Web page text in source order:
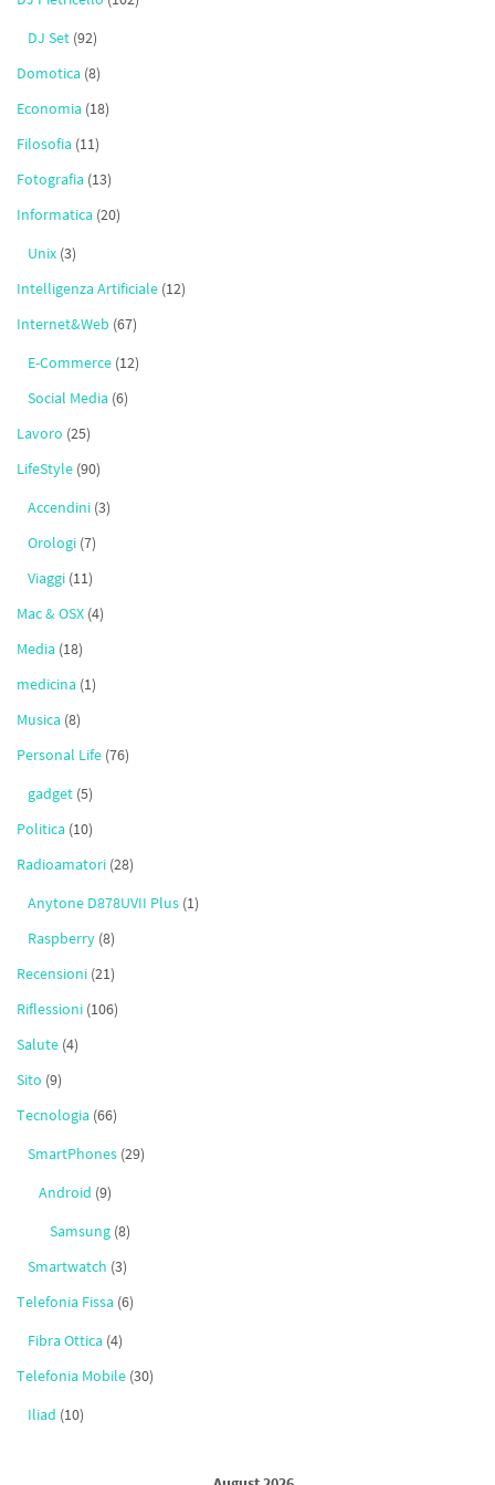
DJ Set (92)
Domotica (8)
Economia (18)
Filosofia (11)
Fotografia (13)
Informatica (20)
Unix (3)
Intelligenza Artificiale (12)
Internet&Web (67)
E-Commerce (12)
Social Media (6)
Lavoro (25)
LifeStyle (90)
Accendini (3)
Orologi (7)
Viaggi (11)
Mac & OSX (4)
Media (18)
medicina (1)
Musica (8)
Personal Life (76)
gadget (5)
Politica (10)
Radioamatori (28)
Anytone D878UVII Plus (1)
Raspberry (8)
Recensioni (21)
Riflessioni (106)
Salute (4)
Sito (9)
Tecnologia (66)
SmartPhones (29)
Android (9)
Samsung (8)
Smartwatch (3)
Telefonia Fissa (6)
Fibra Ottica (4)
Telefonia Mobile (30)
Iliad (10)